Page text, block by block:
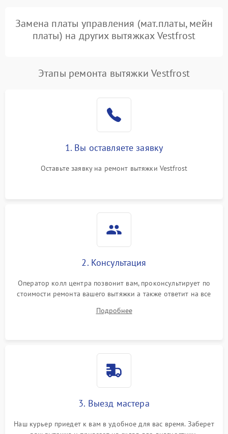
Замена платы управления (мат.платы, мейн
платы) на других вытяжках Vestfrost
Этапы ремонта вытяжки Vestfrost
1. Вы оставляете заявку
Оставьте заявку на ремонт вытяжки Vestfrost
2. Консультация
Оператор колл центра позвонит вам, проконсультирует по
стоимости ремонта вашего вытяжки а также ответит на все
Подробнее
3. Выезд мастера
Наш курьер приедет к вам в удобное для вас время. Заберет